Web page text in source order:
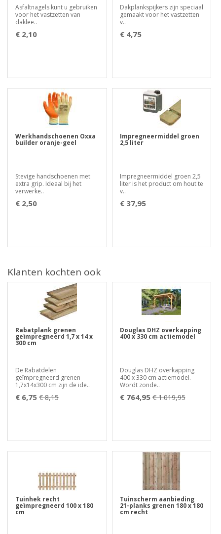
Asfaltnagels kunt u gebruiken
voor het vastzetten van
daklee..
€ 2,10
Dakplankspijkers zijn speciaal
gemaakt voor het vastzetten
v..
€ 4,75
Werkhandschoenen Oxxa
builder oranje-geel
Stevige handschoenen met
extra grip. Ideaal bij het
verwerke..
€ 2,50
Impregneermiddel groen
2,5 liter
Impregneermiddel groen 2,5
liter is het product om hout te
v..
€ 37,95
Klanten kochten ook
Rabatplank grenen
geïmpregneerd 1,7 x 14 x
300 cm
De Rabatdelen
geïmpregneerd grenen
1,7x14x300 cm zijn de ide..
€ 6,75 € 8,15
Douglas DHZ overkapping
400 x 330 cm actiemodel
Douglas DHZ overkapping
400 x 330 cm actiemodel.
Wordt zonde..
€ 764,95 € 1.019,95
Tuinhek recht
geïmpregneerd 100 x 180
cm
Tuinscherm aanbieding
21-planks grenen 180 x 180
cm recht